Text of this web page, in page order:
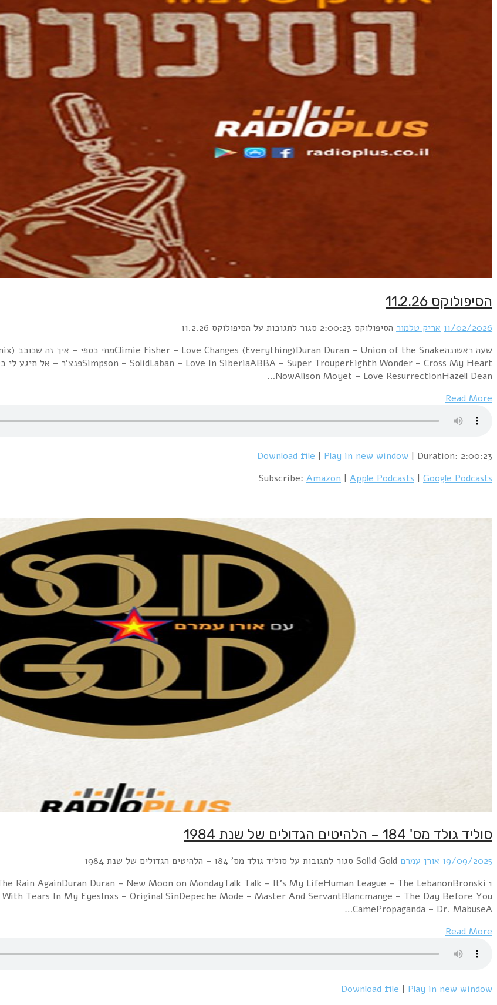
הסיפולוקס 11.2.26
11/02/2026 אריק טלמור הסיפולוקס 2:00:23 סגור לתגובות על הסיפולוקס 11.2.26
NowAlison Moyet – Love ResurrectionHazell Dean…
Read More
Download file | Play in new window | Duration: 2:00:23
Subscribe: Amazon | Apple Podcasts | Google Podcasts
סוליד גולד מס' 184 – הלהיטים הגדולים של שנת 1984
19/09/2025 אורן עמרם Solid Gold סגור לתגובות על סוליד גולד מס' 184 – הלהיטים הגדולים של שנת 1984
Rain AgainDuran Duran – New Moon on MondayTalk Talk – It's My LifeHuman League – The LebanonBronski
Tears In My EyesInxs – Original SinDepeche Mode – Master And ServantBlancmange – The Day Before You
CamePropaganda – Dr. MabuseA…
Read More
Download file | Play in new window